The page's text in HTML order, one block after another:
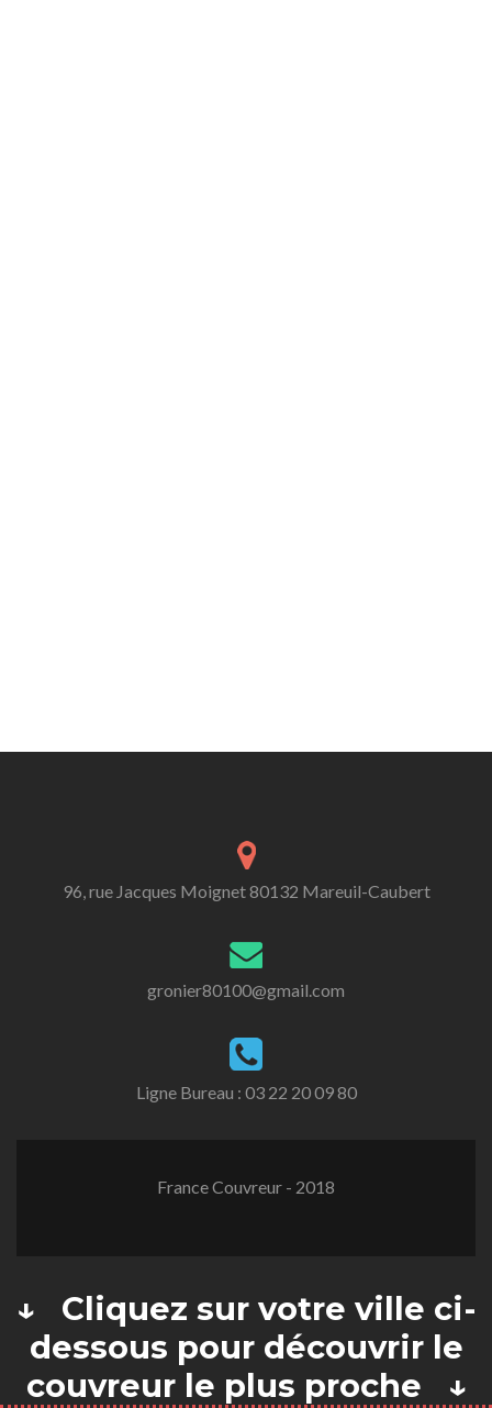
96, rue Jacques Moignet 80132 Mareuil-Caubert
gronier80100@gmail.com
Ligne Bureau : 03 22 20 09 80
France Couvreur - 2018
↓ Cliquez sur votre ville ci-
dessous pour découvrir le
couvreur le plus proche ↓